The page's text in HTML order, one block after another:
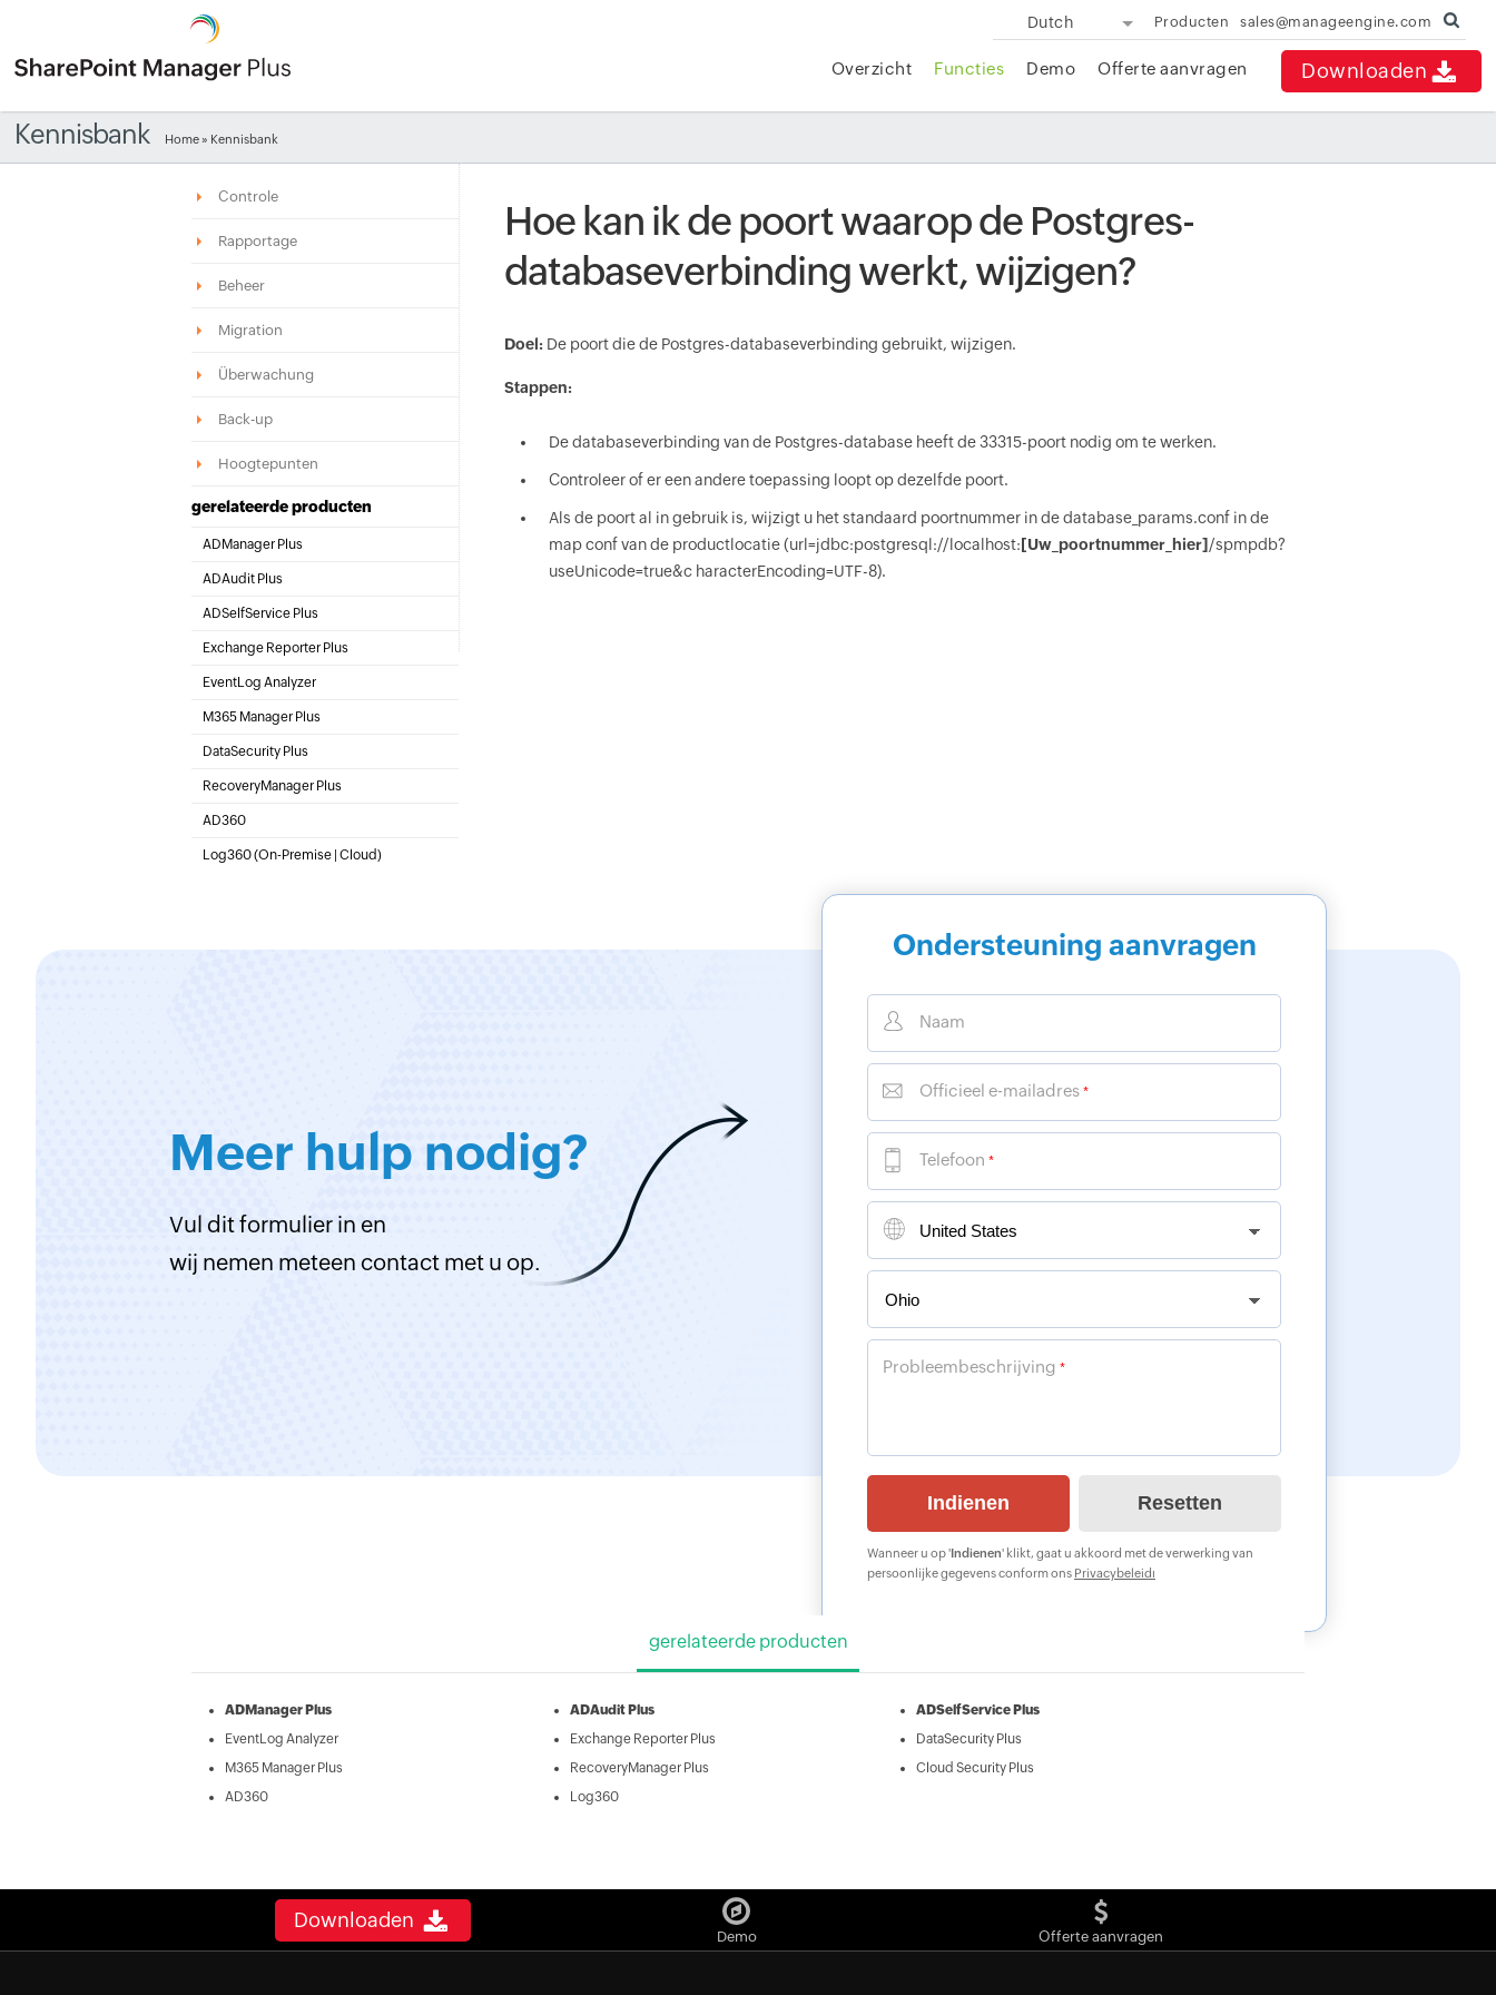
Dutch Producten sales@manageengine.com
Downloaden
Overzicht Functies Demo Offerte aanvragen
Kennisbank Home » Kennisbank
Controle
Rapportage
Beheer
Migration
Überwachung
Back-up
Hoogtepunten
gerelateerde producten
ADManager Plus
Active Directory Management & Reporting
ADAudit Plus
Real-time Active Directory Auditing and UBA
ADSelfService Plus
Identity security with MFA, SSO, and SSPR
Exchange Reporter Plus
Exchange Server Auditing & Reporting
EventLog Analyzer
Real-time Log Analysis & Reporting
M365 Manager Plus
Microsoft 365 Management & Reporting Tool
DataSecurity Plus
File server auditing & data discovery
RecoveryManager Plus
AD360
Integrated Identity & Access Management
Log360 (On-Premise Cloud)
Hoe kan ik de poort waarop de Postgres-
databaseverbinding werkt, wijzigen?
Doel: De poort die de Postgres-databaseverbinding gebruikt, wijzigen.
Stappen:
De databaseverbinding van de Postgres-database heeft de 33315-poort nodig om te werken.
Controleer of er een andere toepassing loopt op dezelfde poort.
Als de poort al in gebruik is, wijzigt u het standaard poortnummer in de database_params.conf in de
map conf van de productlocatie (url=jdbc:postgresql://localhost: [Uw_poortnummer_hier] /spmpdb?
useUnicode=true&c haracterEncoding=UTF-8).
Meer hulp nodig?
Vul dit formulier in en
wij nemen meteen contact met u op.
Ondersteuning aanvragen
Naam
Officieel e-mailadres *
Telefoon *
Probleembeschrijving *
Wanneer u op 'Indienen' klikt, gaat u akkoord met de verwerking van
persoonlijke gegevens conform ons Privacybeleidı
gerelateerde producten
ADManager Plus
EventLog Analyzer
M365 Manager Plus
AD360
ADAudit Plus
Exchange Reporter Plus
RecoveryManager Plus
Log360
ADSelfService Plus
DataSecurity Plus
Cloud Security Plus
Downloaden
Demo Offerte aanvragen